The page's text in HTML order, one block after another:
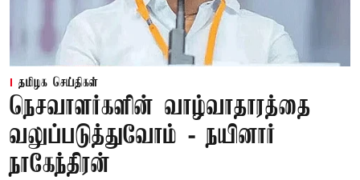
தமிழக செய்திகள்
நெசவாளர்களின் வாழ்வாதாரத்தை
வலுப்படுத்துவோம் - நயினார்
நாகேந்திரன்